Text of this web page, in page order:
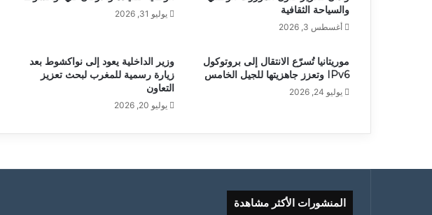
والسياحة الثقافية
أغسطس 3, 2026
يوليو 31, 2026
موريتانيا تُسرّع الانتقال إلى بروتوكول
IPv6 وتعزز جاهزيتها للجيل الخامس
يوليو 24, 2026
وزير الداخلية يعود إلى نواكشوط بعد
زيارة رسمية للمغرب لبحث تعزيز
التعاون
يوليو 20, 2026
المنشورات الأكثر مشاهدة